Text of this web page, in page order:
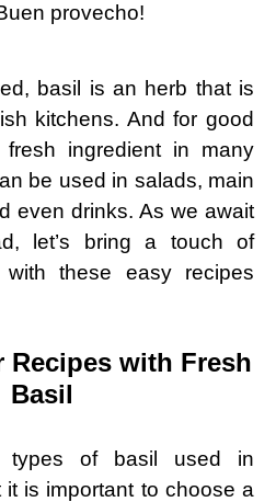
provecho!
basil is an herb that is
kitchens. And for good
ingredient in many
be used in salads, main
even drinks. As we await
let’s bring a touch of
with these easy recipes
Recipes with Fresh
Basil
types of basil used in
is important to choose a